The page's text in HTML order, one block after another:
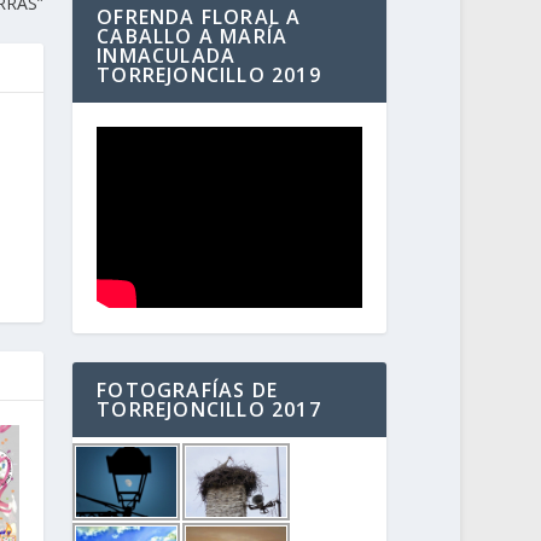
OFRENDA FLORAL A
CABALLO A MARÍA
INMACULADA
TORREJONCILLO 2019
FOTOGRAFÍAS DE
TORREJONCILLO 2017